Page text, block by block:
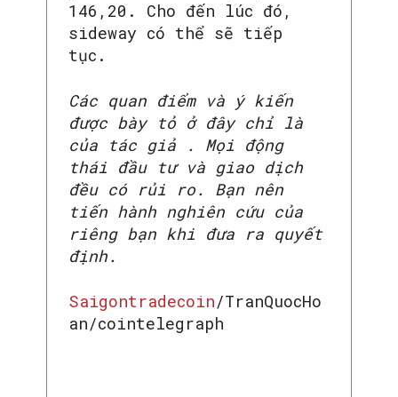
146,20. Cho đến lúc đó,
sideway có thể sẽ tiếp
tục.
Các quan điểm và ý kiến ​​
được bày tỏ ở đây chỉ là
của tác giả . Mọi động
thái đầu tư và giao dịch
đều có rủi ro. Bạn nên
tiến hành nghiên cứu của
riêng bạn khi đưa ra quyết
định.
Saigontradecoin/TranQuocHo
an/cointelegraph